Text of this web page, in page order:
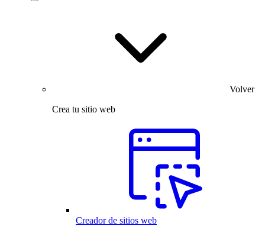
Volver
Crea tu sitio web
Creador de sitios web